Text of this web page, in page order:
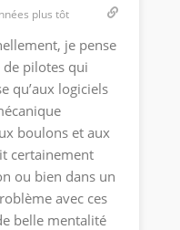
plus tôt
je pense
de pilotes qui
qu’aux logiciels
boulons et aux
certainement
ou bien dans un
avec ces
belle mentalité